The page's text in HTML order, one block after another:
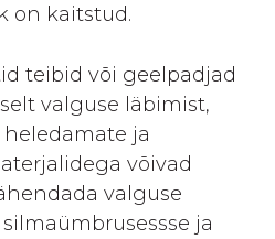
on kaitstud.
teibid või geelpadjad
valguse läbimist,
ja
võivad
valguse
ja